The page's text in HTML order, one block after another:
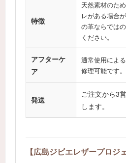
特徴
天然素材のた
レがある場合
の革ならでは
ください。
アフターケ
ア
通常使用によ
修理可能です。
発送
ご注文から3
します。
【広島ジビエレザープロジ